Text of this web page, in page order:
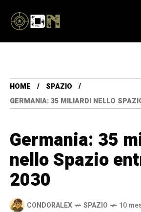
HOME
SPAZIO
GERMANIA: 35 MILIARDI NELLO
Germania: 35
nello Spazio
2030
CONDORALEX SPAZIO
10